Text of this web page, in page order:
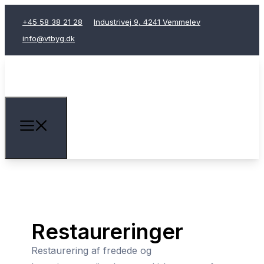
+45 58 38 21 28
Industrivej 9, 4241 Vemmelev
info@vtbyg.dk
Restaureringer
Restaurering af fredede og